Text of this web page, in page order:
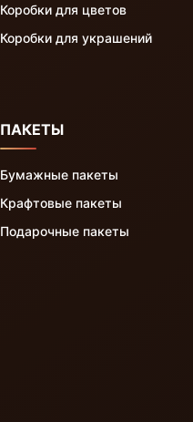
Коробки для цветов
Коробки для украшений
ПАКЕТЫ
Бумажные пакеты
Крафтовые пакеты
Подарочные пакеты